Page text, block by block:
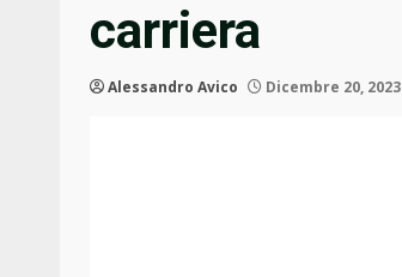
carriera
Alessandro Avico Dicembre 20, 2023